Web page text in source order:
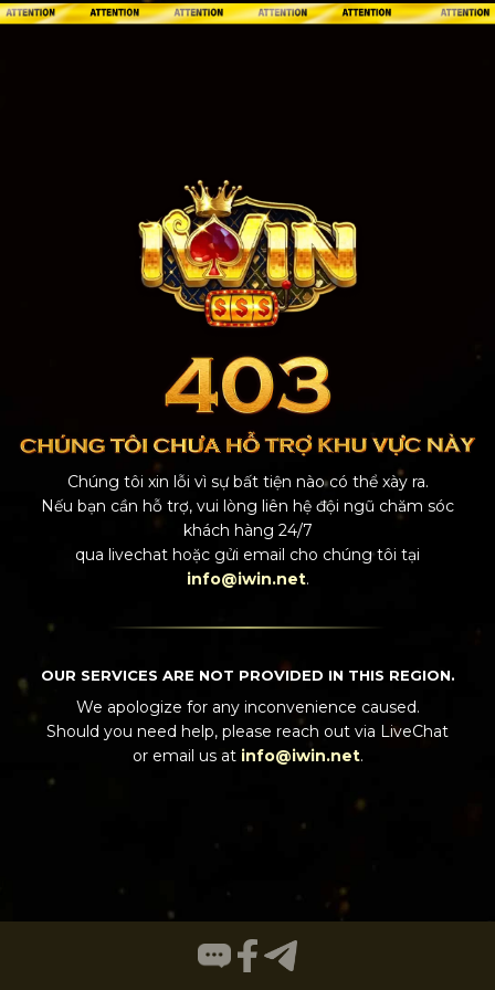
Chúng tôi xin lỗi vì sự bất tiện nào có thể xày ra.
Nếu bạn cần hỗ trợ, vui lòng liên hệ đội ngũ chăm sóc
khách hàng 24/7
qua livechat hoặc gửi email cho chúng tôi tại
info@iwin.net.
OUR SERVICES ARE NOT PROVIDED IN THIS REGION.
We apologize for any inconvenience caused.
Should you need help, please reach out via LiveChat
or email us at info@iwin.net.